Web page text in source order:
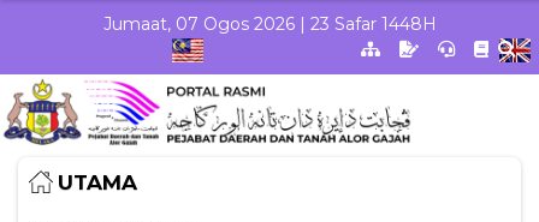
Skip to Main ContentJumaat, 07 Ogos 2026 | 23 Safar 1448H
UTAMA